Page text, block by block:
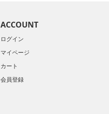
ACCOUNT
ログイン
マイページ
カート
会員登録